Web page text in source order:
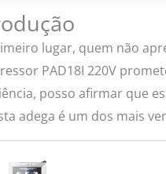
lugar, quem não
PAD18I 220V
posso afirmar que
adega é um dos mais